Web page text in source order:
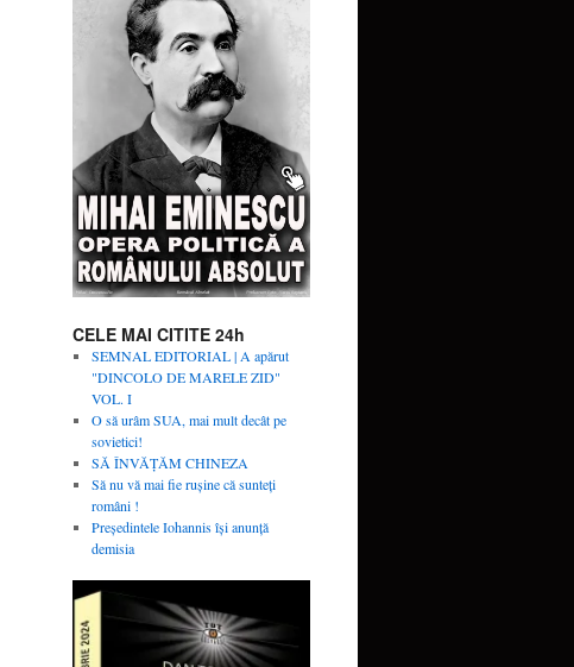
CELE MAI CITITE 24h
SEMNAL EDITORIAL | A apărut
"DINCOLO DE MARELE ZID"
VOL. I
O să urâm SUA, mai mult decât pe
sovietici!
SĂ ÎNVĂŢĂM CHINEZA
Să nu vă mai fie rușine că sunteți
români !
Președintele Iohannis își anunță
demisia